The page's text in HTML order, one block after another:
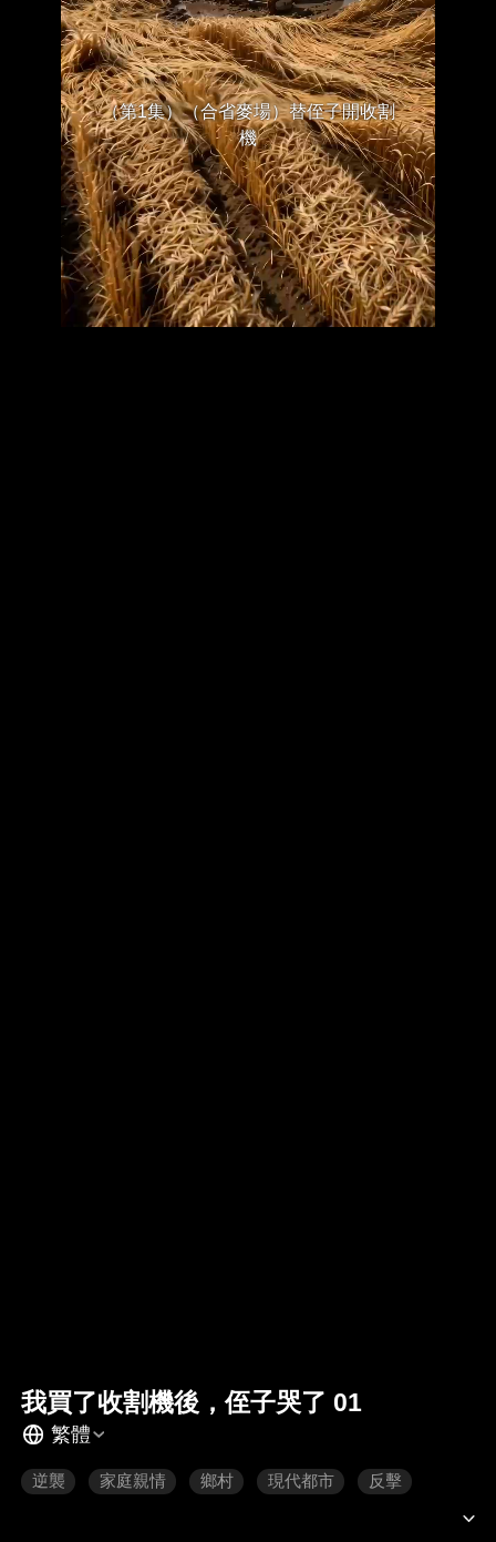
（第1集）（合省麥場）替侄子開收割
機
我買了收割機後，侄子哭了 01
繁體
逆襲 家庭親情 鄉村 現代都市 反擊